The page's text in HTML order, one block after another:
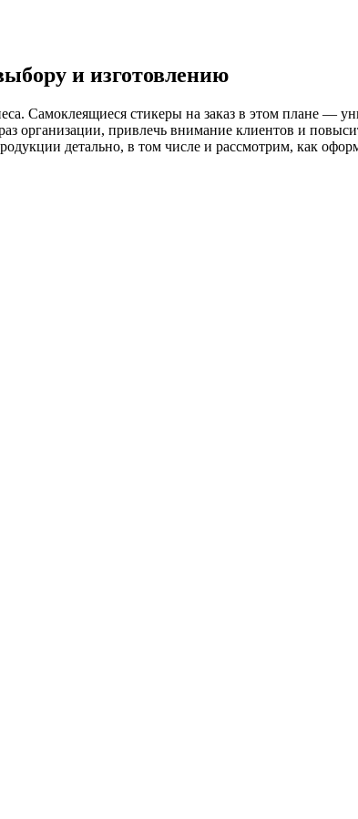
и изготовлению
Самоклеящиеся стикеры на заказ в этом плане —
организации, привлечь внимание клиентов и
детально, в том числе и рассмотрим, как